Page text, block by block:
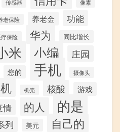
传感器 像素
老保险 养老金 功能
保险 华为 同比增长
米 小编 庄园
您的 手机 摄像头
机壳 核酸
游戏
情 的人 的是
列 美元 自己的